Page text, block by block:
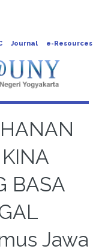
Journal e-Resources
BASA
Jawa